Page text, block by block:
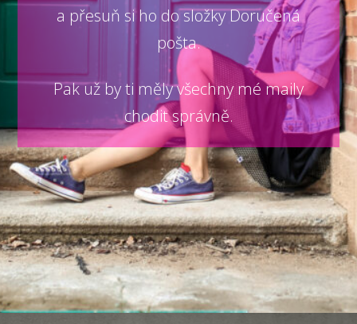
a přesuň si ho do složky Doručená
pošta.
Pak už by ti měly všechny mé maily
chodit správně.